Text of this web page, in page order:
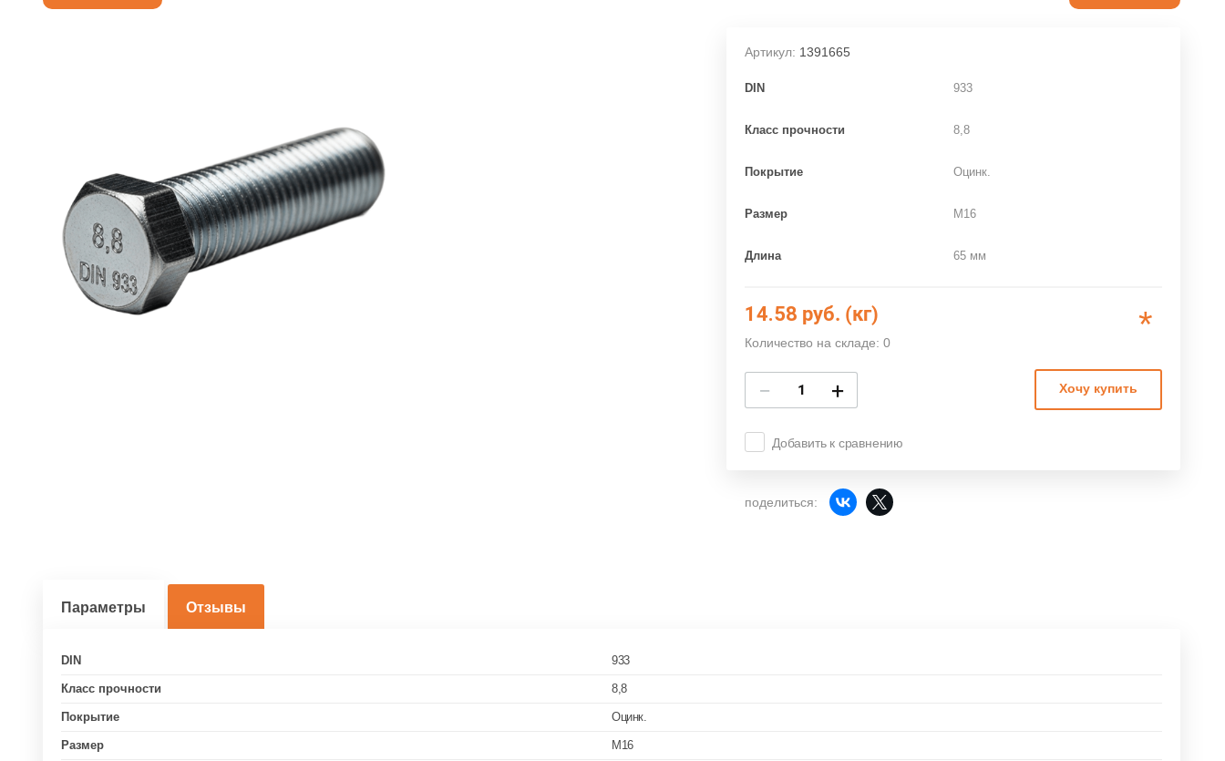
Артикул: 1391665
DIN 933
Класс прочности 8,8
Покрытие Оцинк.
Размер M16
Длина 65 мм
14.58 руб. (кг)
Количество на складе: 0 *
− + Хочу купить
Добавить к сравнению
поделиться:
Параметры Отзывы
DIN 933
Класс прочности 8,8
Покрытие Оцинк.
Размер M16